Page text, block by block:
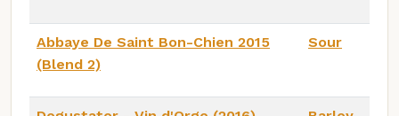
Abbaye De Saint Bon-Chien 2015
(Blend 2)
Sour